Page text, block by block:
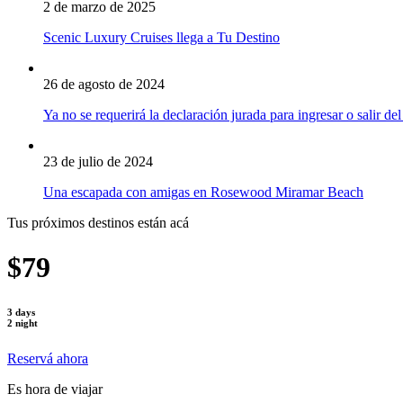
2 de marzo de 2025
Scenic Luxury Cruises llega a Tu Destino
26 de agosto de 2024
Ya no se requerirá la declaración jurada para ingresar o salir
23 de julio de 2024
Una escapada con amigas en Rosewood Miramar Beach
Tus próximos destinos están acá
$79
3 days
2 night
Reservá ahora
Es hora de viajar